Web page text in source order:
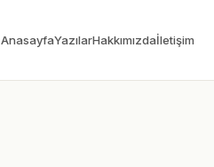
AnasayfaYazılarHakkımızdaİletişim